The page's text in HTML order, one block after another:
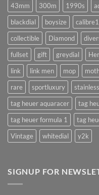
!?
43mm 300m 1990s
blackdial
boysize
collectible
Diamond
fullset
gift greydial
link
link men mop
rare
sportluxury
tag heuer aquaracer
tag
tag heuer formula 1
tag
Vintage
whitedial y2k
SIGNUP FOR